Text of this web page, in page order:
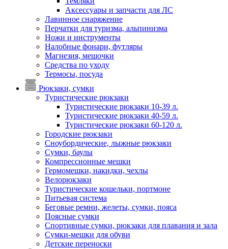
Аксессуары и запчасти для ЛС
Лавинное снаряжение
Перчатки для туризма, альпинизма
Ножи и инструменты
Налобные фонари, футляры
Магнезия, мешочки
Средства по уходу
Термосы, посуда
Рюкзаки, сумки
Туристические рюкзаки
Туристические рюкзаки 10-39 л.
Туристические рюкзаки 40-59 л.
Туристические рюкзаки 60-120 л.
Городские рюкзаки
Сноубордические, лыжные рюкзаки
Сумки, баулы
Компрессионные мешки
Гермомешки, накидки, чехлы
Велорюкзаки
Туристические кошельки, портмоне
Питьевая система
Беговые ремни, желеты, сумки, пояса
Поясные сумки
Спортивные сумки, рюкзаки для плавания и зала
Сумки-мешки для обуви
Детские переноски